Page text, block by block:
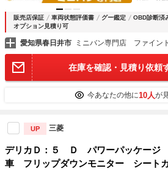
販売店保証 車両状態評価書 グー鑑定 OBD診断済
オプション見積り可
愛知県春日井市 ミニバン専門店 ファイン
在庫を確認・見積り依頼
今あなたの他に10人が
UP 三菱
デリカＤ：５ Ｄ パワーパッケー
車 フリップダウンモニター シート